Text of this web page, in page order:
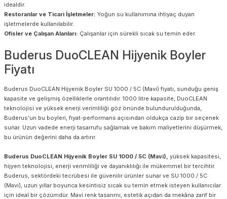
idealdir.
Restoranlar ve Ticari İşletmeler: Yoğun su kullanımına ihtiyaç duyan
işletmelerde kullanılabilir.
Ofisler ve Çalışan Alanları: Çalışanlar için sürekli sıcak su temin eder.
Buderus DuoCLEAN Hijyenik Boyler
Fiyatı
Buderus DuoCLEAN Hijyenik Boyler SU 1000 / 5C (Mavi) fiyatı, sunduğu geniş
kapasite ve gelişmiş özelliklerle orantılıdır. 1000 litre kapasite, DuoCLEAN
teknolojisi ve yüksek enerji verimliliği göz önünde bulundurulduğunda,
Buderus’un bu boyleri, fiyat-performans açısından oldukça cazip bir seçenek
sunar. Uzun vadede enerji tasarrufu sağlamak ve bakım maliyetlerini düşürmek,
bu ürünün değerini daha da artırır.
Buderus DuoCLEAN Hijyenik Boyler SU 1000 / 5C (Mavi), yüksek kapasitesi,
hijyen teknolojisi, enerji verimliliği ve dayanıklılığı ile mükemmel bir tercihtir.
Buderus, sektördeki tecrübesi ile güvenilir ürünler sunar ve SU 1000 / 5C
(Mavi), uzun yıllar boyunca kesintisiz sıcak su temin etmek isteyen kullanıcılar
için ideal bir çözümdür. Mavi renk tasarımı, estetik açıdan da mekâna zarif bir